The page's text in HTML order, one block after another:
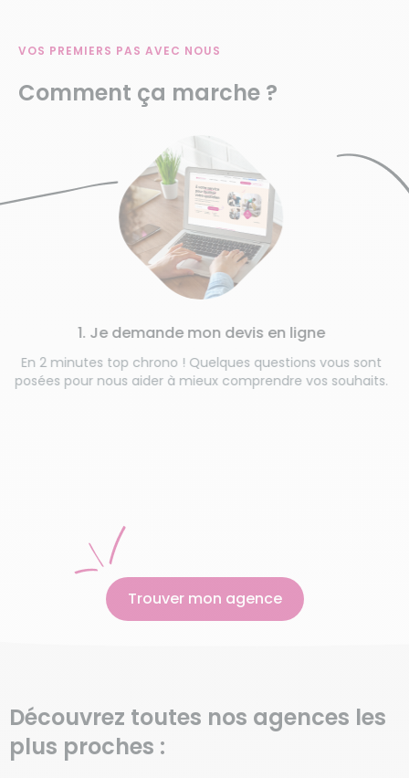
VOS PREMIERS PAS AVEC NOUS
Comment ça marche ?
En 2 minutes top chrono ! Quelques questions vous sont
pour nous aider à mieux comprendre vos souhaits.
1. Je demande mon devis en ligne
Trouver mon agence
Découvrez toutes nos agences les
plus proches :